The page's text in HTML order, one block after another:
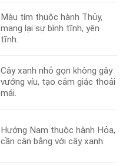
Màu tím thuộc hành Thủy,
mang lại sự bình tĩnh, yên
tĩnh.
Cây xanh nhỏ gọn không gây
vướng víu, tạo cảm giác thoải
mái.
Hướng Nam thuộc hành Hỏa,
cần cân bằng với cây xanh.